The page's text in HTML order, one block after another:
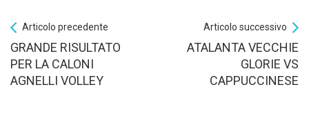
Articolo precedente
GRANDE RISULTATO
PER LA CALONI
AGNELLI VOLLEY
Articolo successivo
ATALANTA VECCHIE
GLORIE VS
CAPPUCCINESE